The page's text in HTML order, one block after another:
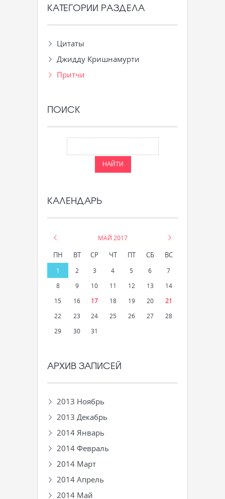
КАТЕГОРИИ РАЗДЕЛА
Цитаты
Джидду Кришнамурти
Притчи
ПОИСК
КАЛЕНДАРЬ
МАЙ 2017
ПН ВТ СР ЧТ ПТ СБ ВС
1 2 3 4 5 6
7
8
9 10 11 12 13
14
15
16 17 18 19 20
21
22
23 24 25 26 27
28
29
30 31
АРХИВ ЗАПИСЕЙ
2013 Ноябрь
2013 Декабрь
2014 Январь
2014 Февраль
2014 Март
2014 Апрель
2014 Май